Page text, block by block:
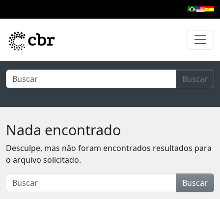
Buscar
Nada encontrado
Desculpe, mas não foram encontrados resultados para
o arquivo solicitado.
Buscar